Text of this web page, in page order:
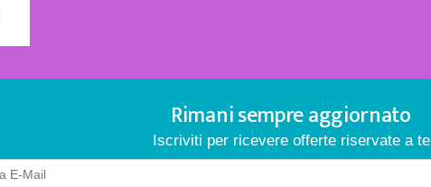
Rimani sempre aggiornato
Iscriviti per ricevere offerte riservate a te